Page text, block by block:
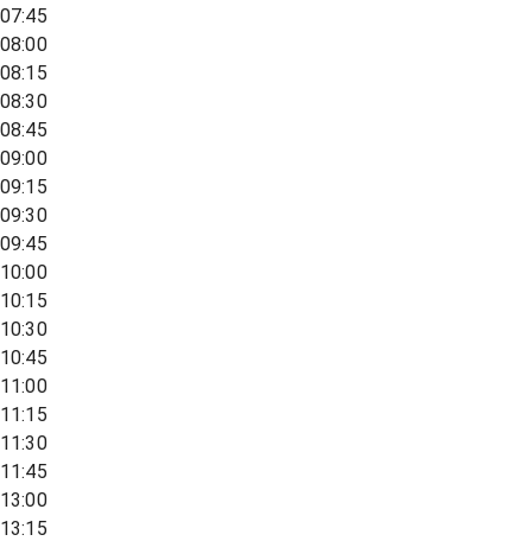
07:45
08:00
08:15
08:30
08:45
09:00
09:15
09:30
09:45
10:00
10:15
10:30
10:45
11:00
11:15
11:30
11:45
13:00
13:15